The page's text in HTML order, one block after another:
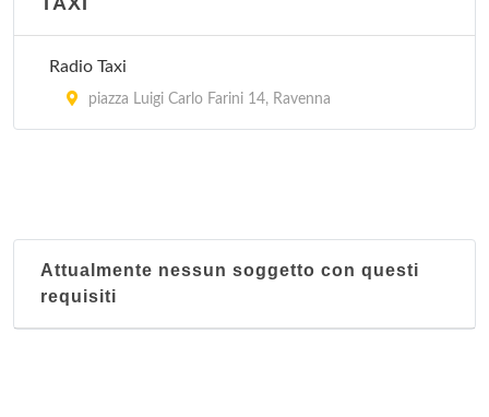
Radio Taxi
piazza Luigi Carlo Farini 14, Ravenna
Attualmente nessun soggetto con questi
requisiti